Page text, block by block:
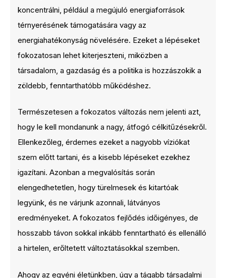
koncentrálni, például a megújuló energiaforrások
térnyerésének támogatására vagy az
energiahatékonyság növelésére. Ezeket a lépéseket
fokozatosan lehet kiterjeszteni, miközben a
társadalom, a gazdaság és a politika is hozzászokik a
zöldebb, fenntarthatóbb működéshez.
Természetesen a fokozatos változás nem jelenti azt,
hogy le kell mondanunk a nagy, átfogó célkitűzésekről.
Ellenkezőleg, érdemes ezeket a nagyobb víziókat
szem előtt tartani, és a kisebb lépéseket ezekhez
igazítani. Azonban a megvalósítás során
elengedhetetlen, hogy türelmesek és kitartóak
legyünk, és ne várjunk azonnali, látványos
eredményeket. A fokozatos fejlődés időigényes, de
hosszabb távon sokkal inkább fenntartható és ellenálló
a hirtelen, erőltetett változtatásokkal szemben.
Ahogy az egyéni életünkben, úgy a tágabb társadalmi